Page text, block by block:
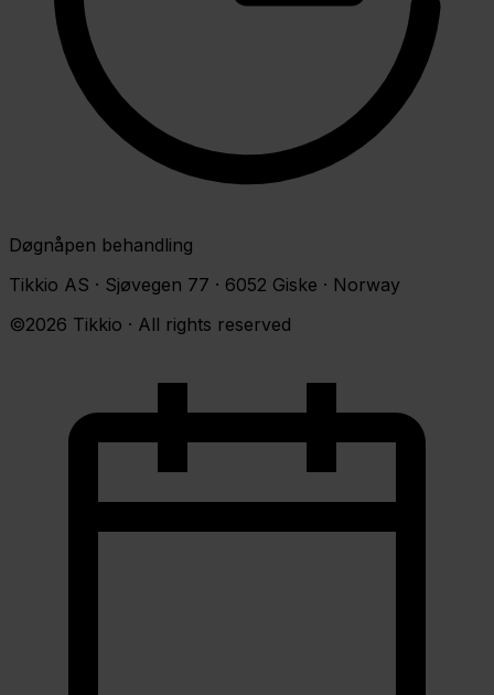
Døgnåpen behandling
Tikkio AS · Sjøvegen 77 · 6052 Giske · Norway
©2026 Tikkio · All rights reserved